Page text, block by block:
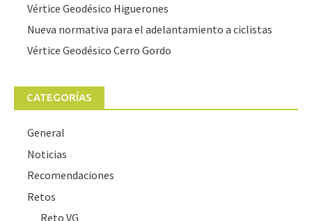
Vértice Geodésico Higuerones
Nueva normativa para el adelantamiento a ciclistas
Vértice Geodésico Cerro Gordo
CATEGORÍAS
General
Noticias
Recomendaciones
Retos
Reto VG